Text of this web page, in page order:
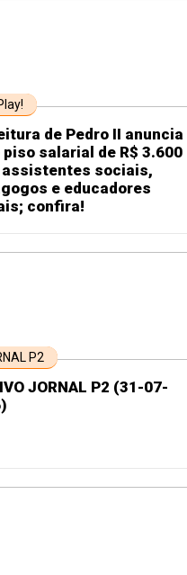
de Pedro II anuncia
piso salarial de R$ 3.600
assistentes sociais,
e educadores
confira!
P2
JORNAL P2 (31-07-